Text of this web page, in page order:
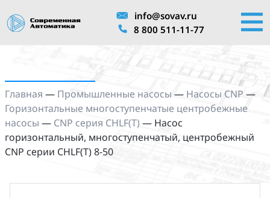
info@sovav.ru
8 800 511-11-77
Главная — Промышленные насосы — Насосы CNP —
Горизонтальные многоступенчатые центробежные
насосы — CNP серия CHLF(T) — Насос
горизонтальный, многоступенчатый, центробежный
CNP серии CHLF(T) 8-50